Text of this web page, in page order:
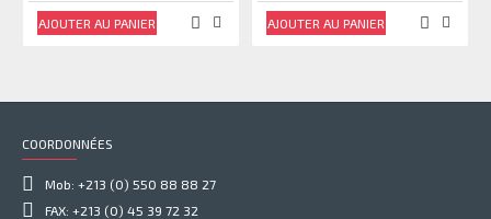
AJOUTER AU PANIER AJOUTER AU PANIER
COORDONNÉES
Mob: +213 (0) 550 88 88 27
FAX: +213 (0) 45 39 72 32